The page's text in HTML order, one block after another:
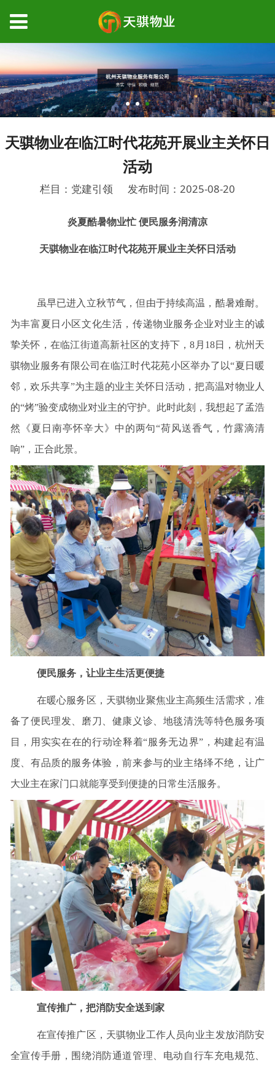
天骐物业在临江时代花苑开展业主关怀日
活动
栏目：党建引领 发布时间：2025-08-20
炎夏酷暑物业忙 便民服务润清凉
天骐物业在临江时代花苑开展业主关怀日活动
虽早已进入立秋节气，但由于持续高温，酷暑难耐。
为丰富夏日小区文化生活，传递物业服务企业对业主的诚
挚关怀，在临江街道高新社区的支持下，8月18日，杭州天
骐物业服务有限公司在临江时代花苑小区举办了以“夏日暖
邻，欢乐共享”为主题的业主关怀日活动，把高温对物业人
的“烤”验变成物业对业主的守护。此时此刻，我想起了孟浩
然《夏日南亭怀辛大》中的两句“荷风送香气，竹露滴清
响”，正合此景。
便民服务，让业主生活更便捷
在暖心服务区，天骐物业聚焦业主高频生活需求，准
备了便民理发、磨刀、健康义诊、地毯清洗等特色服务项
目，用实实在在的行动诠释着“服务无边界”，构建起有温
度、有品质的服务体验，前来参与的业主络绎不绝，让广
大业主在家门口就能享受到便捷的日常生活服务。
宣传推广，把消防安全送到家
在宣传推广区，天骐物业工作人员向业主发放消防安
全宣传手册，围绕消防通道管理、电动自行车充电规范、